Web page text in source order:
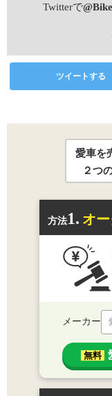
Twitterで
ツイートする
愛車を
２つ
方法1. オ
メーカー
無料